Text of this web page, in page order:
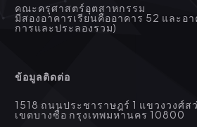
คณะครุศาสตร์อุตสาหกรรม
มีสองอาคารเรียนคืออาคาร 52 และอ
การและประลองรวม)
ข้อมูลติดต่อ
1518 ถนนประชาราษฎร์ 1 แขวงวงศ์ส
เขตบางซื่อ กรุงเทพมหานคร 10800